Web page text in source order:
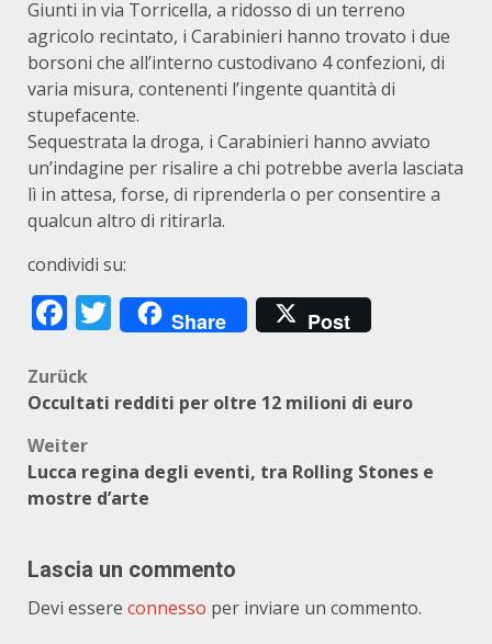
Giunti in via Torricella, a ridosso di un terreno
agricolo recintato, i Carabinieri hanno trovato i due
borsoni che all’interno custodivano 4 confezioni, di
varia misura, contenenti l’ingente quantità di
stupefacente.
Sequestrata la droga, i Carabinieri hanno avviato
un’indagine per risalire a chi potrebbe averla lasciata
lì in attesa, forse, di riprenderla o per consentire a
qualcun altro di ritirarla.
condividi su:
Facebook
Twitter
Share Post
Beitragsnavigation
Zurück
Occultati redditi per oltre 12 milioni di euro
Weiter
Lucca regina degli eventi, tra Rolling Stones e
mostre d’arte
Lascia un commento
Devi essere connesso per inviare un commento.